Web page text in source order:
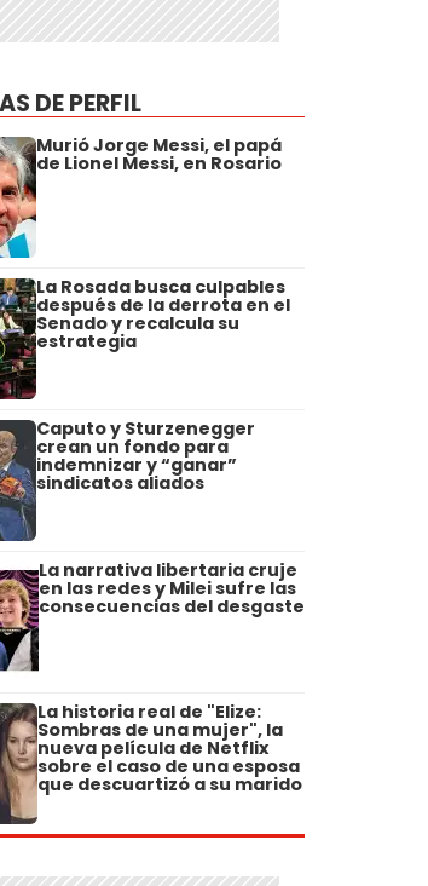
DE PERFIL
Murió Jorge Messi, el papá
de Lionel Messi, en Rosario
La Rosada busca culpables
después de la derrota en el
Senado y recalcula su
estrategia
Caputo y Sturzenegger
crean un fondo para
indemnizar y “ganar”
sindicatos aliados
La narrativa libertaria cruje
en las redes y Milei sufre las
consecuencias del desgaste
La historia real de "Elize:
Sombras de una mujer", la
nueva película de Netflix
sobre el caso de una esposa
que descuartizó a su marido